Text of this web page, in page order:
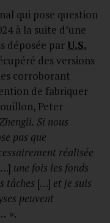
qui pose question
à la suite d’une
déposée par U.S.
des versions
corroborant
de fabriquer
Peter
Si nous
pas que
réalisée
une fois les fonds
tâches […] et je suis
peuvent
».